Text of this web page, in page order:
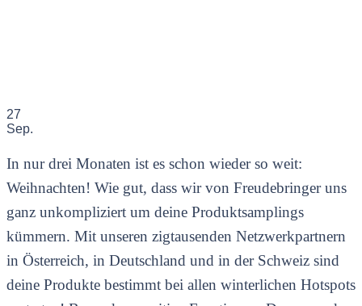
27
Sep.
In nur drei Monaten ist es schon wieder so weit:
Weihnachten! Wie gut, dass wir von Freudebringer uns
ganz unkompliziert um deine Produktsamplings
kümmern. Mit unseren zigtausenden Netzwerkpartnern
in Österreich, in Deutschland und in der Schweiz sind
deine Produkte bestimmt bei allen winterlichen Hotspots